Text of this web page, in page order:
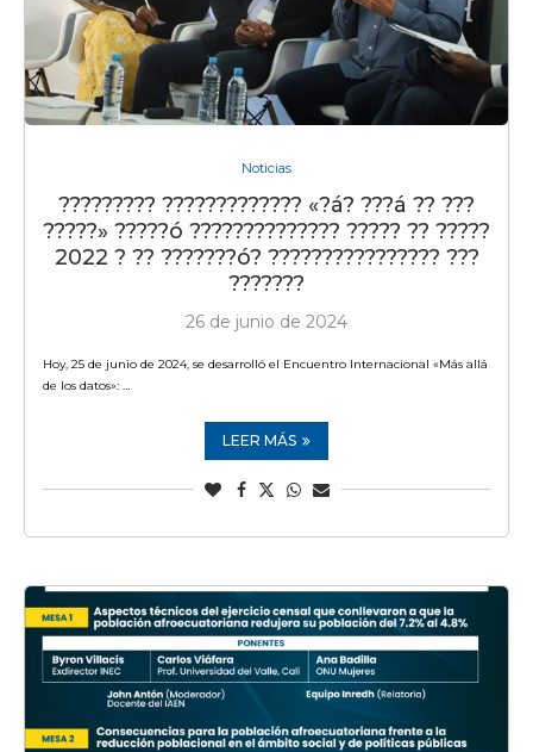
Noticias
????????? ????????????? «?á? ???á ?? ???
?????» ?????ó ?????????????? ????? ?? ?????
2022 ? ?? ???????ó? ???????????????? ???
???????
26 de junio de 2024
Hoy, 25 de junio de 2024, se desarrolló el Encuentro Internacional «Más allá
de los datos»: …
LEER MÁS